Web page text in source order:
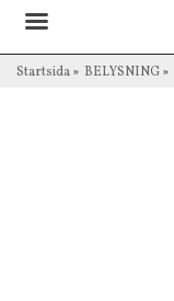
Startsida» BELYSNING»